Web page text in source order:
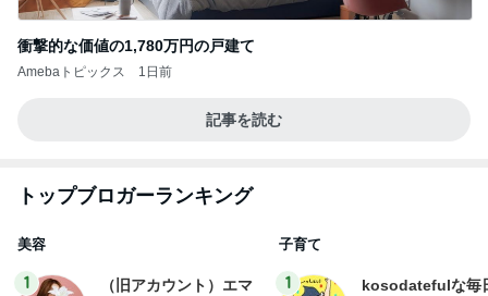
衝撃的な価値の1,780万円の戸建て
Amebaトピックス 1日前
記事を読む
トップブロガーランキング
美容
1
（旧アカウント）エマ
子育て
1
kosodatefulな毎